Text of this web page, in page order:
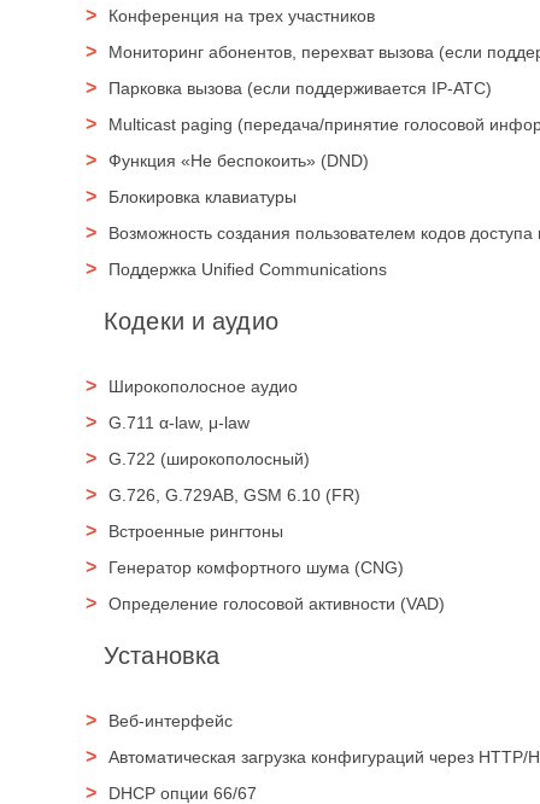
Конференция на трех участников
Мониторинг абонентов, перехват вызова (если
Парковка вызова (если поддерживается IP-АТС)
Multicast paging (передача/принятие голосовой
Функция «Не беспокоить» (DND)
Блокировка клавиатуры
Возможность создания пользователем кодов
Поддержка Unified Communications
Кодеки и аудио
Широкополосное аудио
G.711 α-law, μ-law
G.722 (широкополосный)
G.726, G.729AB, GSM 6.10 (FR)
Встроенные рингтоны
Генератор комфортного шума (CNG)
Определение голосовой активности (VAD)
Установка
Веб-интерфейс
Автоматическая загрузка конфигураций через HTTP/
DHCP опции 66/67